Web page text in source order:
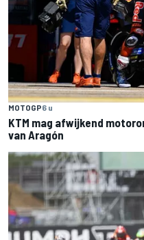
MOTOGP6 u
KTM mag afwijkend
van Aragón